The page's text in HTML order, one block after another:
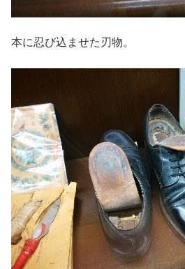
本に忍び込ませた刃物。